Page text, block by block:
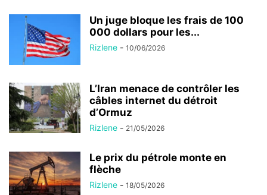
Un juge bloque les frais de 100
000 dollars pour les...
Rizlene - 10/06/2026
L’Iran menace de contrôler les
câbles internet du détroit
d’Ormuz
Rizlene - 21/05/2026
Le prix du pétrole monte en
flèche
Rizlene - 18/05/2026